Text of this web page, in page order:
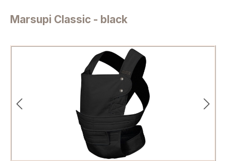
Marsupi Classic - black
Bildergalerie überspringen